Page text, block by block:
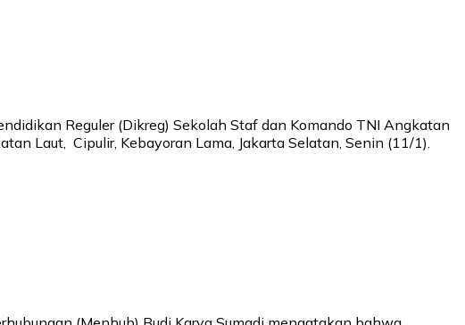
Reguler (Dikreg) Sekolah Staf dan Komando TNI Angkatan
Laut, Cipulir, Kebayoran Lama, Jakarta Selatan, Senin (11/1).